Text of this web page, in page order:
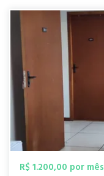
R$ 1.200,00 por mês